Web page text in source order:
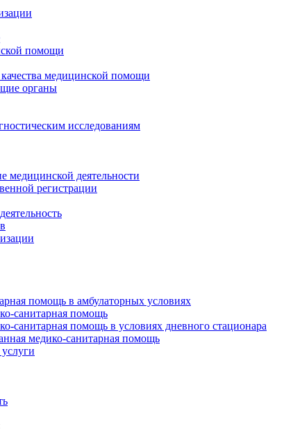
помощи
медицинской помощи
органы
исследованиям
медицинской деятельности
регистрации
помощь в амбулаторных условиях
санитарная помощь
санитарная помощь в условиях дневного стационара
медико-санитарная помощь